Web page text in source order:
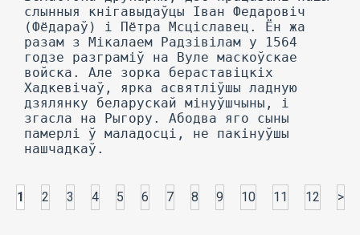
1 2 3 4 5 6 7 8 9 10 11 12 >